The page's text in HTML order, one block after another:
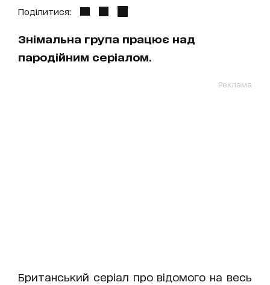
Поділитися:
Знімальна група працює над
пародійним серіалом.
Реклама
Британський серіал про відомого на весь